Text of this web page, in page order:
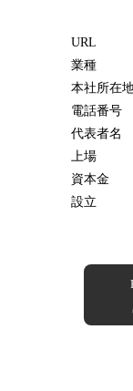
URL
業種
本社所在
電話番号
代表者名
上場
資本金
設立